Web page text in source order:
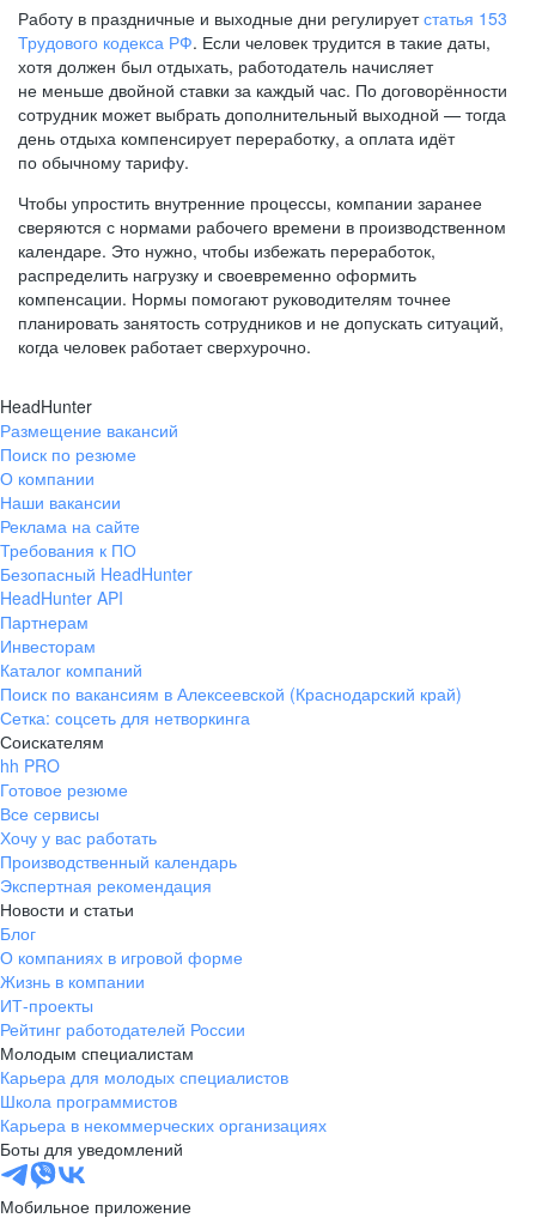
Работу в праздничные и выходные дни регулируетстатья 153
Трудового кодекса РФ. Если человек трудится в такие даты,
хотя должен был отдыхать, работодатель начисляет
не меньше двойной ставки за каждый час. По договорённости
сотрудник может выбрать дополнительный выходной — тогда
день отдыха компенсирует переработку, а оплата идёт
по обычному тарифу.
Чтобы упростить внутренние процессы, компании заранее
сверяются с нормами рабочего времени в производственном
календаре. Это нужно, чтобы избежать переработок,
распределить нагрузку и своевременно оформить
компенсации. Нормы помогают руководителям точнее
планировать занятость сотрудников и не допускать ситуаций,
когда человек работает сверхурочно.
HeadHunter
Размещение вакансий
Поиск по резюме
О компании
Наши вакансии
Реклама на сайте
Требования к ПО
Безопасный HeadHunter
HeadHunter API
Партнерам
Инвесторам
Каталог компаний
Поиск по вакансиям в Алексеевской (Краснодарский край)
Сетка: соцсеть для нетворкинга
Соискателям
hh PRO
Готовое резюме
Все сервисы
Хочу у вас работать
Производственный календарь
Экспертная рекомендация
Новости и статьи
Блог
О компаниях в игровой форме
Жизнь в компании
ИТ-проекты
Рейтинг работодателей России
Молодым специалистам
Карьера для молодых специалистов
Школа программистов
Карьера в некоммерческих организациях
Боты для уведомлений
Мобильное приложение